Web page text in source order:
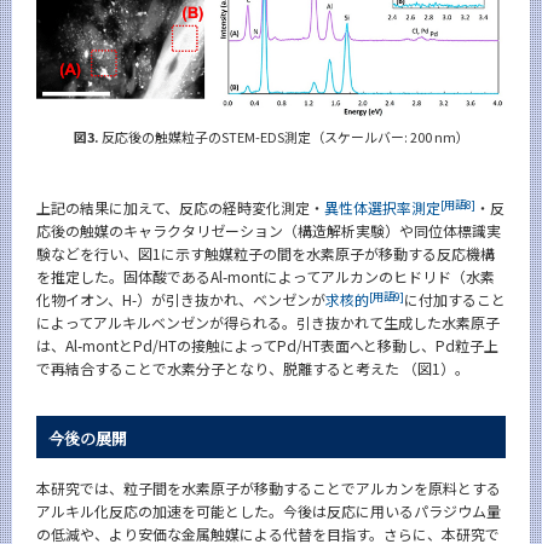
図3. 反応後の触媒粒子のSTEM-EDS測定（スケールバー: 200 nm）
上記の結果に加えて、反応の経時変化測定・ 異性体選択率測定[用語8] ・反
応後の触媒のキャラクタリゼーション（構造解析実験）や同位体標識実
験などを行い、図1に示す触媒粒子の間を水素原子が移動する反応機構
を推定した。固体酸であるAl-montによってアルカンのヒドリド（水素
化物イオン、H-）が引き抜かれ、ベンゼンが求核的[用語9]に付加すること
によってアルキルベンゼンが得られる。引き抜かれて生成した水素原子
は、Al-montとPd/HTの接触によってPd/HT表面へと移動し、Pd粒子上
で再結合することで水素分子となり、脱離すると考えた （図1）。
今後の展開
本研究では、粒子間を水素原子が移動することでアルカンを原料とする
アルキル化反応の加速を可能とした。今後は反応に用いるパラジウム量
の低減や、より安価な金属触媒による代替を目指す。さらに、本研究で